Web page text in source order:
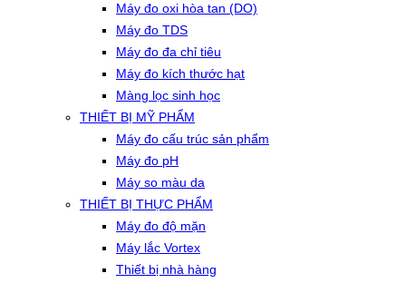
Máy đo oxi hòa tan (DO)
Máy đo TDS
Máy đo đa chỉ tiêu
Máy đo kích thước hạt
Màng lọc sinh học
THIẾT BỊ MỸ PHẨM
Máy đo cấu trúc sản phẩm
Máy đo pH
Máy so màu da
THIẾT BỊ THỰC PHẨM
Máy đo độ mặn
Máy lắc Vortex
Thiết bị nhà hàng